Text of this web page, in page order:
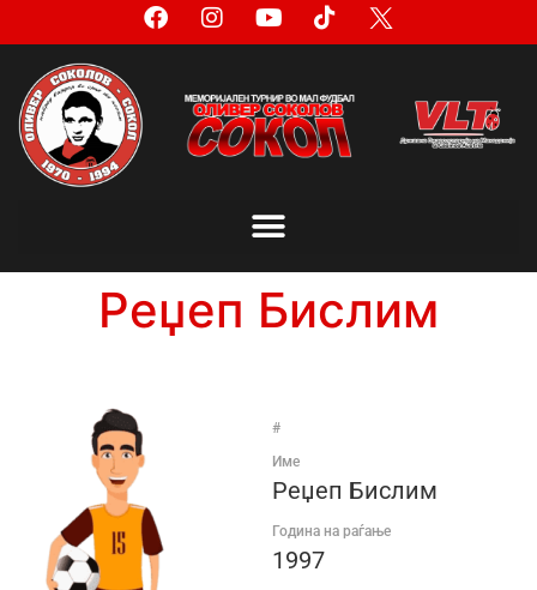
Реџеп Бислим
#
Име
Реџеп Бислим
Година на раѓање
1997